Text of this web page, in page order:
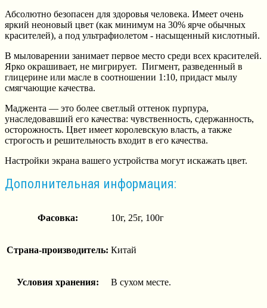
Абсолютно безопасен для здоровья человека. Имеет очень
яркий неоновый цвет (как минимум на 30% ярче обычных
красителей), а под ультрафиолетом - насыщенный кислотный.
В мыловарении занимает первое место среди всех красителей.
Ярко окрашивает, не мигрирует. Пигмент, разведенный в
глицерине или масле в соотношении 1:10, придаст мылу
смягчающие качества.
Маджента — это более светлый оттенок пурпура,
унаследовавший его качества: чувственность, сдержанность,
осторожность. Цвет имеет королевскую власть, а также
строгость и решительность входит в его качества.
Настройки экрана вашего устройства могут искажать цвет.
Дополнительная информация:
Фасовка: 10г, 25г, 100г
Страна-производитель: Китай
Условия хранения: В сухом месте.